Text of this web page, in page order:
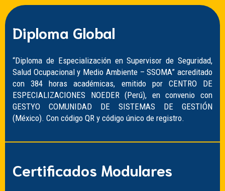
Diploma Global
“Diploma de Especialización en Supervisor de Seguridad,
Salud Ocupacional y Medio Ambiente – SSOMA” acreditado
con 384 horas académicas, emitido por CENTRO DE
ESPECIALIZACIONES NOEDER (Perú), en convenio con
GESTYO COMUNIDAD DE SISTEMAS DE GESTIÓN
(México). Con código QR y código único de registro.
Certificados Modulares